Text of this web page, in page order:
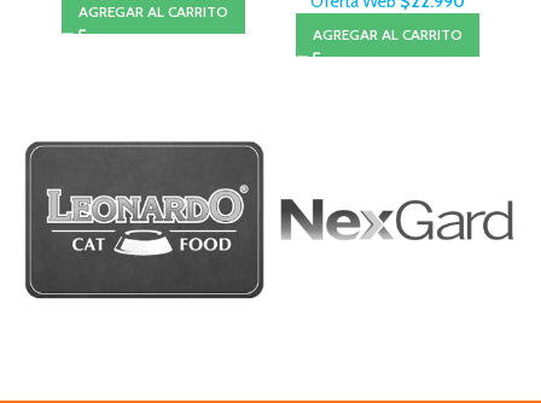
AGREGAR AL CARRITO
AGREGAR AL CARRITO